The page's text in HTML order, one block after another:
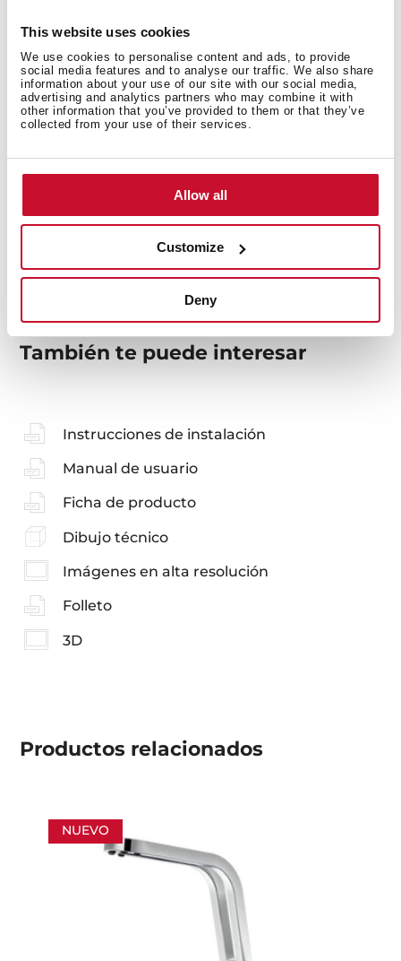
This website uses cookies
We use cookies to personalise content and ads, to provide
social media features and to analyse our traffic. We also share
information about your use of our site with our social media,
advertising and analytics partners who may combine it with
other information that you’ve provided to them or that they’ve
collected from your use of their services.
Allow all
Customize
Deny
También te puede interesar
Instrucciones de instalación
Manual de usuario
Ficha de producto
Dibujo técnico
Imágenes en alta resolución
Folleto
3D
Productos relacionados
NUEVO